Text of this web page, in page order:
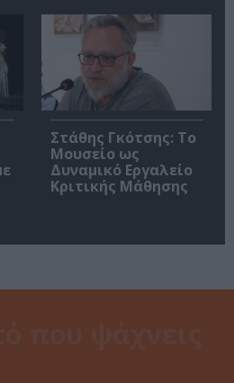
Στάθης Γκότσης: Το
Μουσείο ως
Δυναμικό Εργαλείο
Κριτικής Μάθησης